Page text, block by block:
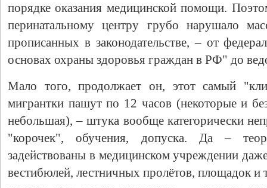
порядке оказания медицинской помощи.
перинатальному центру грубо нарушало
прописанных в законодательстве, – от
основах охраны здоровья граждан в РФ" до
Мало того, продолжает он, этот самый
мигрантки пашут по 12 часов (некоторые и
небольшая), – штука вообще категорически
"корочек", обучения, допуска. Да –
задействованы в медицинском учреждении
вестибюлей, лестничных пролётов, площадок и